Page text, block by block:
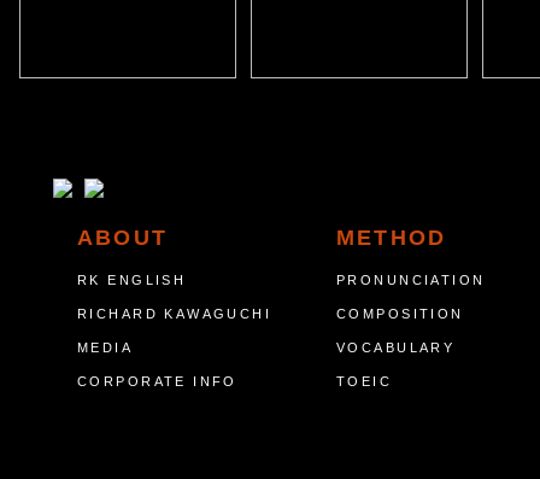
ABOUT
RK ENGLISH
RICHARD KAWAGUCHI
MEDIA
CORPORATE INFO
METHOD
PRONUNCIATION
COMPOSITION
VOCABULARY
TOEIC